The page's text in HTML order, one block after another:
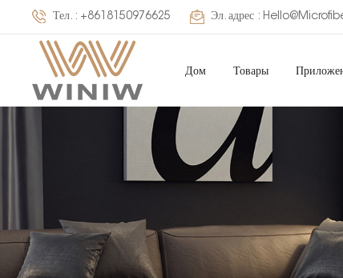
Тел. : +8618150976625 Эл. адрес :
Дом Товары